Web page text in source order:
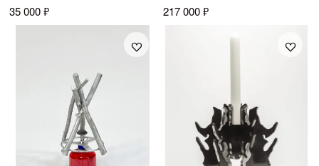
35 000 ₽ 217 000 ₽